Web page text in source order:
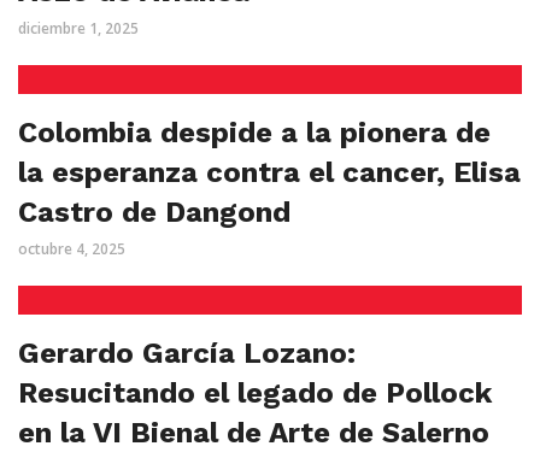
diciembre 1, 2025
Colombia despide a la pionera de
la esperanza contra el cancer, Elisa
Castro de Dangond
octubre 4, 2025
Gerardo García Lozano:
Resucitando el legado de Pollock
en la VI Bienal de Arte de Salerno